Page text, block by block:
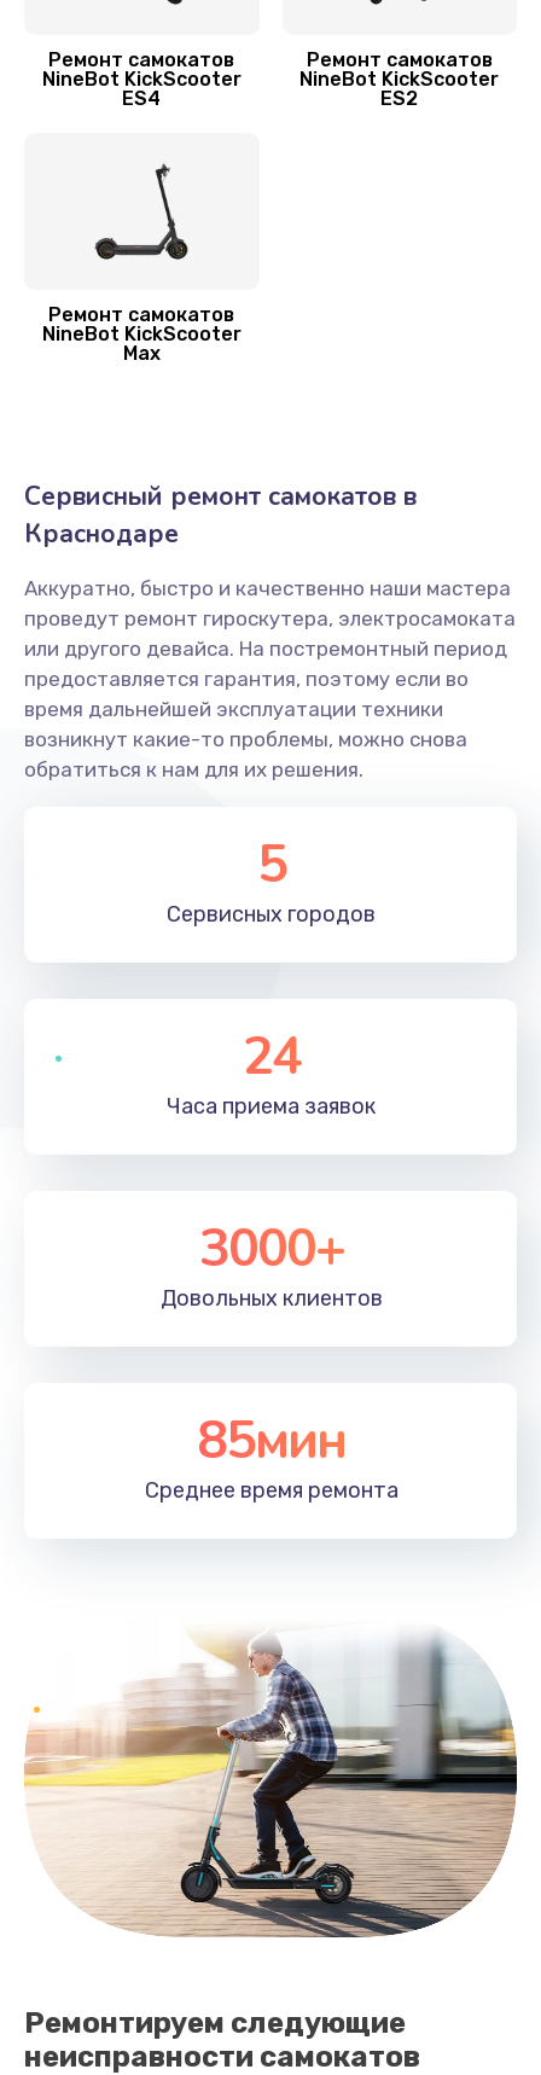
Ремонт самокатов
NineBot KickScooter
ES4
Ремонт самокатов
NineBot KickScooter
ES2
Ремонт самокатов
NineBot KickScooter
Max
Сервисный ремонт самокатов в
Краснодаре
Аккуратно, быстро и качественно наши мастера
проведут ремонт гироскутера, электросамоката
или другого девайса. На постремонтный период
предоставляется гарантия, поэтому если во
время дальнейшей эксплуатации техники
возникнут какие-то проблемы, можно снова
обратиться к нам для их решения.
5
Сервисных городов
24
Часа приема заявок
3000+
Довольных клиентов
85мин
Среднее время ремонта
Ремонтируем следующие
неисправности самокатов